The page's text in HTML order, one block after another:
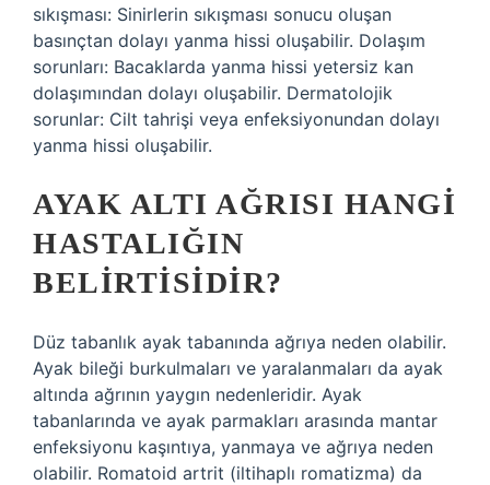
sıkışması: Sinirlerin sıkışması sonucu oluşan
basınçtan dolayı yanma hissi oluşabilir. Dolaşım
sorunları: Bacaklarda yanma hissi yetersiz kan
dolaşımından dolayı oluşabilir. Dermatolojik
sorunlar: Cilt tahrişi veya enfeksiyonundan dolayı
yanma hissi oluşabilir.
AYAK ALTI AĞRISI HANGI
HASTALIĞIN
BELIRTISIDIR?
Düz tabanlık ayak tabanında ağrıya neden olabilir.
Ayak bileği burkulmaları ve yaralanmaları da ayak
altında ağrının yaygın nedenleridir. Ayak
tabanlarında ve ayak parmakları arasında mantar
enfeksiyonu kaşıntıya, yanmaya ve ağrıya neden
olabilir. Romatoid artrit (iltihaplı romatizma) da